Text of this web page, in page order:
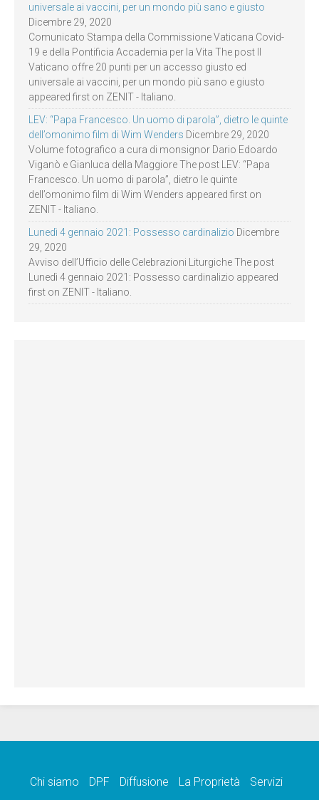
universale ai vaccini, per un mondo più sano e giusto
Dicembre 29, 2020
Comunicato Stampa della Commissione Vaticana Covid-
19 e della Pontificia Accademia per la Vita The post Il
Vaticano offre 20 punti per un accesso giusto ed
universale ai vaccini, per un mondo più sano e giusto
appeared first on ZENIT - Italiano.
LEV: “Papa Francesco. Un uomo di parola”, dietro le quinte
dell’omonimo film di Wim Wenders Dicembre 29, 2020
Volume fotografico a cura di monsignor Dario Edoardo
Viganò e Gianluca della Maggiore The post LEV: “Papa
Francesco. Un uomo di parola”, dietro le quinte
dell’omonimo film di Wim Wenders appeared first on
ZENIT - Italiano.
Lunedì 4 gennaio 2021: Possesso cardinalizio Dicembre
29, 2020
Avviso dell’Ufficio delle Celebrazioni Liturgiche The post
Lunedì 4 gennaio 2021: Possesso cardinalizio appeared
first on ZENIT - Italiano.
Chi siamo DPF Diffusione La Proprietà Servizi